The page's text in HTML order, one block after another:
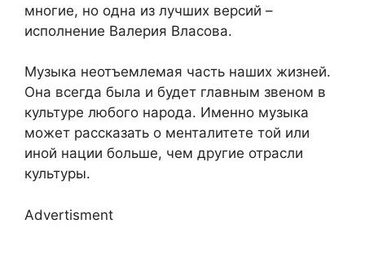
многие, но одна из лучших версий –
исполнение Валерия Власова.
Музыка неотъемлемая часть наших жизней.
Она всегда была и будет главным звеном в
культуре любого народа. Именно музыка
может рассказать о менталитете той или
иной нации больше, чем другие отрасли
культуры.
Advertisment